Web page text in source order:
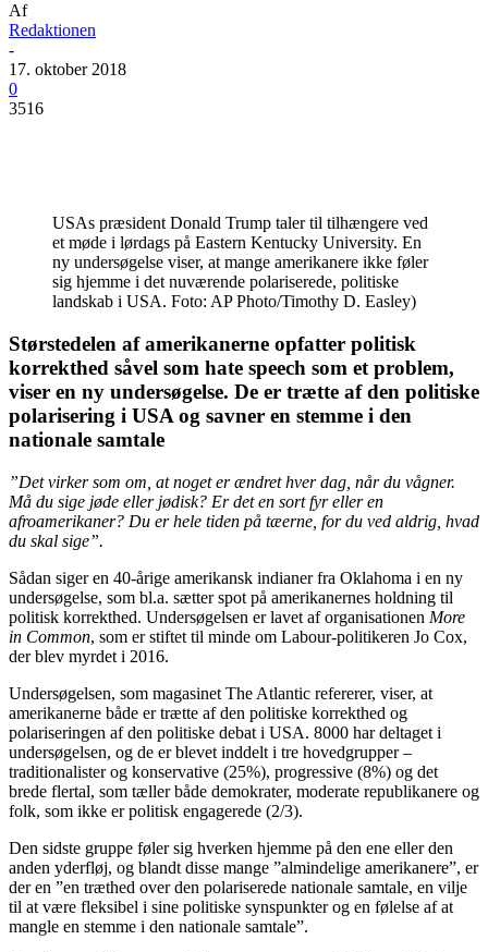
Af
Redaktionen
-
17. oktober 2018
0
3516
USAs præsident Donald Trump taler til tilhængere ved
et møde i lørdags på Eastern Kentucky University. En
ny undersøgelse viser, at mange amerikanere ikke føler
sig hjemme i det nuværende polariserede, politiske
landskab i USA. Foto: AP Photo/Timothy D. Easley)
Størstedelen af amerikanerne opfatter politisk
korrekthed såvel som hate speech som et problem,
viser en ny undersøgelse. De er trætte af den politiske
polarisering i USA og savner en stemme i den
nationale samtale
”Det virker som om, at noget er ændret hver dag, når du vågner.
Må du sige jøde eller jødisk? Er det en sort fyr eller en
afroamerikaner? Du er hele tiden på tæerne, for du ved aldrig, hvad
du skal sige”.
Sådan siger en 40-årige amerikansk indianer fra Oklahoma i en ny
undersøgelse, som bl.a. sætter spot på amerikanernes holdning til
politisk korrekthed. Undersøgelsen er lavet af organisationen More
in Common, som er stiftet til minde om Labour-politikeren Jo Cox,
der blev myrdet i 2016.
Undersøgelsen, som magasinet The Atlantic refererer, viser, at
amerikanerne både er trætte af den politiske korrekthed og
polariseringen af den politiske debat i USA. 8000 har deltaget i
undersøgelsen, og de er blevet inddelt i tre hovedgrupper –
traditionalister og konservative (25%), progressive (8%) og det
brede flertal, som tæller både demokrater, moderate republikanere og
folk, som ikke er politisk engagerede (2/3).
Den sidste gruppe føler sig hverken hjemme på den ene eller den
anden yderfløj, og blandt disse mange ”almindelige amerikanere”, er
der en ”en træthed over den polariserede nationale samtale, en vilje
til at være fleksibel i sine politiske synspunkter og en følelse af at
mangle en stemme i den nationale samtale”.